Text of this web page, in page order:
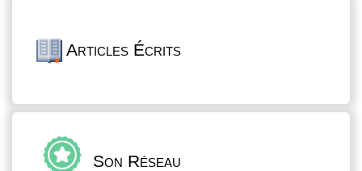
Articles Écrits
Son Réseau